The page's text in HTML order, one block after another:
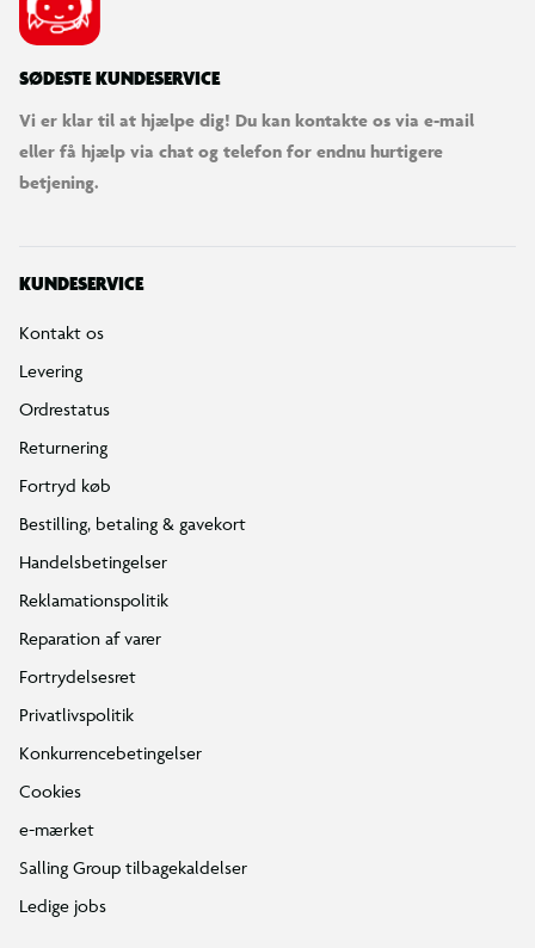
SØDESTE KUNDESERVICE
Vi er klar til at hjælpe dig! Du kan kontakte os via e-mail
eller få hjælp via chat og telefon for endnu hurtigere
betjening.
KUNDESERVICE
Kontakt os
Levering
Ordrestatus
Returnering
Fortryd køb
Bestilling, betaling & gavekort
Handelsbetingelser
Reklamationspolitik
Reparation af varer
Fortrydelsesret
Privatlivspolitik
Konkurrencebetingelser
Cookies
e-mærket
Salling Group tilbagekaldelser
Ledige jobs